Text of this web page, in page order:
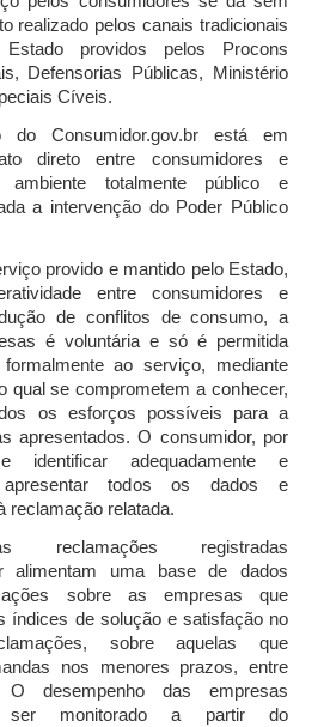
realizado pelos canais tradicionais
providos pelos Procons
Defensorias Públicas, Ministério
Cíveis.
do Consumidor.gov.br está em
direto entre consumidores e
totalmente público e
a intervenção do Poder Público
provido e mantido pelo Estado,
entre consumidores e
de conflitos de consumo, a
é voluntária e só é permitida
ao serviço, mediante
qual se comprometem a conhecer,
os esforços possíveis para a
apresentados. O consumidor, por
adequadamente e
apresentar todos os dados e
reclamação relatada.
registradas
alimentam uma base de dados
sobre as empresas que
índices de solução e satisfação no
sobre aquelas que
nos menores prazos, entre
O desempenho das empresas
ser monitorado a partir do